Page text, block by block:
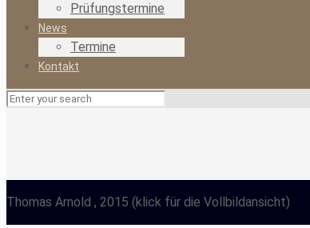
Prüfungstermine
News
Termine
Kontakt
Thomas Arnold , 2015 (klick für die Vollbildansicht)